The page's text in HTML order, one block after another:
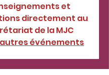
et
directement au
de la MJC
événements